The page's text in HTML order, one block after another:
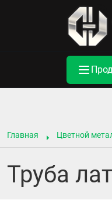
Главная Цветной
Труба